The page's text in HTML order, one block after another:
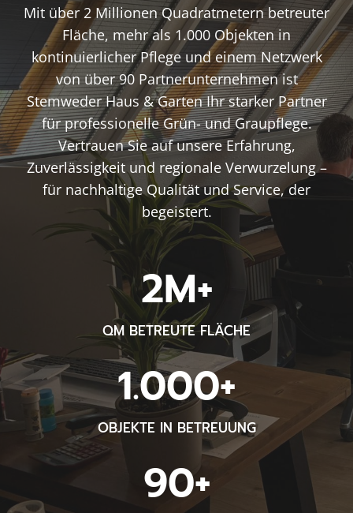
Mit über 2 Millionen Quadratmetern betreuter
Fläche, mehr als 1.000 Objekten in
kontinuierlicher Pflege und einem Netzwerk
von über 90 Partnerunternehmen ist
Stemweder Haus & Garten Ihr starker Partner
für professionelle Grün- und Graupflege.
Vertrauen Sie auf unsere Erfahrung,
Zuverlässigkeit und regionale Verwurzelung –
für nachhaltige Qualität und Service, der
begeistert.
2M+
QM BETREUTE FLÄCHE
1
0
0
0
1.000+
OBJEKTE IN BETREUUNG
+
90+